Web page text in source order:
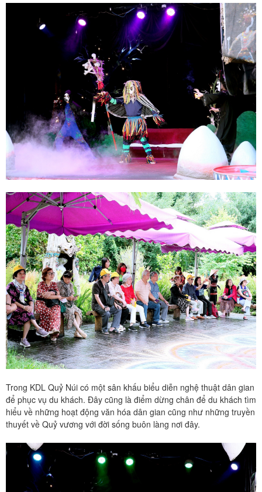
Trong KDL Quỷ Núi có một sân khấu biểu diễn nghệ thuật dân gian
để phục vụ du khách. Đây cũng là điểm dừng chân để du khách tìm
hiểu về những hoạt động văn hóa dân gian cũng như những truyền
thuyết về Quỷ vương với đời sống buôn làng nơi đây.